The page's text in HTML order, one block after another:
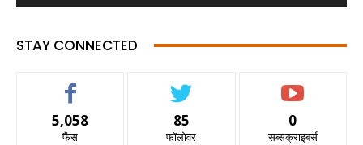
STAY CONNECTED
5,058
फैंस
85
फॉलोवर
0
सब्सक्राइबर्स